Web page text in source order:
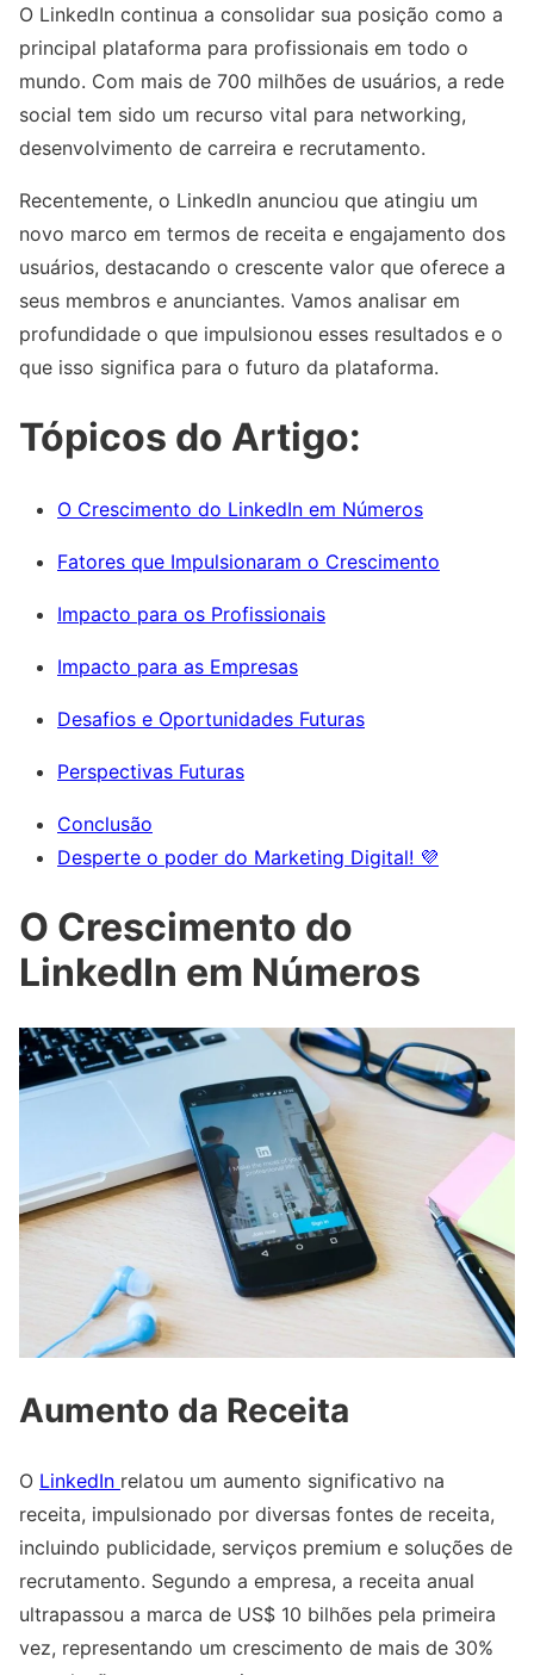
O LinkedIn continua a consolidar sua posição como a
principal plataforma para profissionais em todo o
mundo. Com mais de 700 milhões de usuários, a rede
social tem sido um recurso vital para networking,
desenvolvimento de carreira e recrutamento.
Recentemente, o LinkedIn anunciou que atingiu um
novo marco em termos de receita e engajamento dos
usuários, destacando o crescente valor que oferece a
seus membros e anunciantes. Vamos analisar em
profundidade o que impulsionou esses resultados e o
que isso significa para o futuro da plataforma.
Tópicos do Artigo:
O Crescimento do LinkedIn em Números
Fatores que Impulsionaram o Crescimento
Impacto para os Profissionais
Impacto para as Empresas
Desafios e Oportunidades Futuras
Perspectivas Futuras
Conclusão
Desperte o poder do Marketing Digital! 💜
O Crescimento do
LinkedIn em Números
Aumento da Receita
O LinkedIn relatou um aumento significativo na
receita, impulsionado por diversas fontes de receita,
incluindo publicidade, serviços premium e soluções de
recrutamento. Segundo a empresa, a receita anual
ultrapassou a marca de US$ 10 bilhões pela primeira
vez, representando um crescimento de mais de 30%